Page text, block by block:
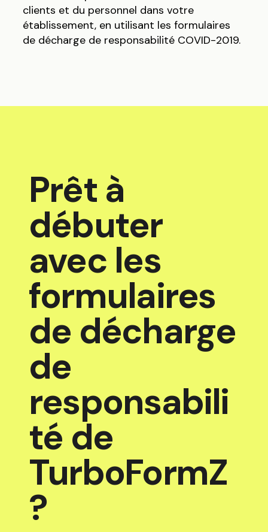
clients et du personnel dans votre
établissement, en utilisant les formulaires
de décharge de responsabilité COVID-2019.
Prêt à
débuter
avec les
formulaires
de décharge
de
responsabili
té de
TurboFormZ
?